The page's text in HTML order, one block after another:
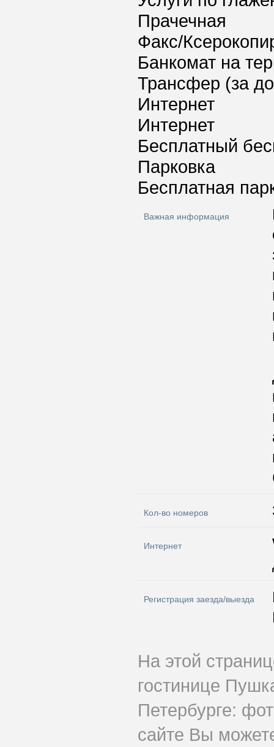
Прачечная
Факс/
Банкомат на
Трансфер (за
Интернет
Интернет
Бесплатный
Парковка
Бесплатная
Важная информация
Кол-во номеров
Интернет
Регистрация заезда/выезда
На этой
гостинице
Петербурге:
сайте Вы